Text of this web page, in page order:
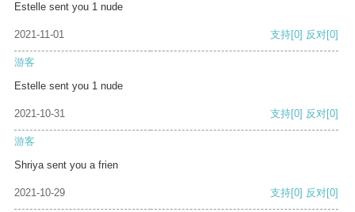
Estelle sent you 1 nude
2021-11-01 支持[0] 反对[0]
游客
Estelle sent you 1 nude
2021-10-31 支持[0] 反对[0]
游客
Shriya sent you a frien
2021-10-29 支持[0] 反对[0]